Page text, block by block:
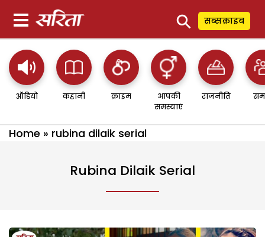
⚲ सब्सक्राइब
ऑडियो कहानी क्राइम
आपकी
समस्याएं
राजनीति
Home » rubina dilaik serial
Rubina Dilaik Serial